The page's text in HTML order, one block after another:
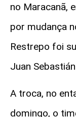
no Maracanã,
por mudança
Restrepo foi
Juan
A troca, no
domingo, o